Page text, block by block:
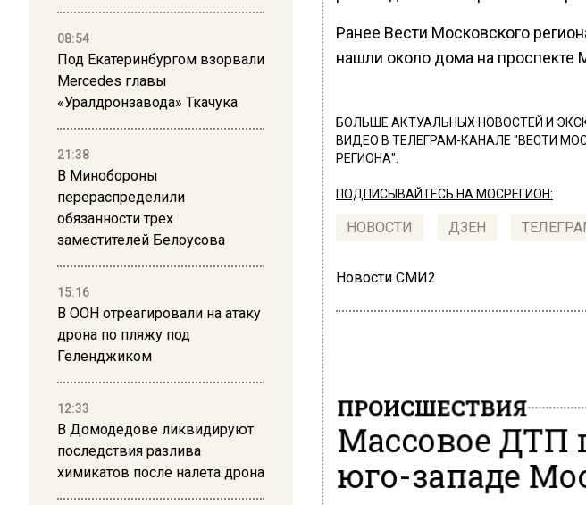
08:54
Под Екатеринбургом взорвали
Mercedes главы
«Уралдронзавода» Ткачука
21:38
В Минобороны
перераспределили
обязанности трех
заместителей Белоусова
15:16
В ООН отреагировали на атаку
дрона по пляжу под
Геленджиком
12:33
В Домодедове ликвидируют
последствия разлива
химикатов после налета дрона
Ранее Вести Московского
нашли около дома на
БОЛЬШЕ АКТУАЛЬНЫХ НОВОСТЕЙ И
ВИДЕО В ТЕЛЕГРАМ-КАНАЛЕ "ВЕСТИ
РЕГИОНА".
ПОДПИСЫВАЙТЕСЬ НА МОСРЕГИОН:
НОВОСТИ ДЗЕН
Новости СМИ2
ПРОИСШЕСТВИЯ
Массовое ДТП
юго-западе